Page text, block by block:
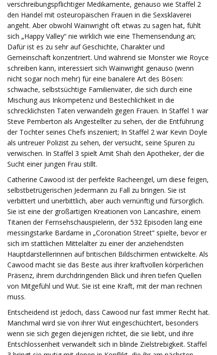
verschreibungspflichtiger Medikamente, genauso wie Staffel 2
den Handel mit osteuropäischen Frauen in die Sexsklaverei
angeht. Aber obwohl Wainwright oft etwas zu sagen hat, fühlt
sich „Happy Valley“ nie wirklich wie eine Themensendung an;
Dafür ist es zu sehr auf Geschichte, Charakter und
Gemeinschaft konzentriert. Und während sie Monster wie Royce
schreiben kann, interessiert sich Wainwright genauso (wenn
nicht sogar noch mehr) für eine banalere Art des Bösen:
schwache, selbstsüchtige Familienväter, die sich durch eine
Mischung aus Inkompetenz und Bestechlichkeit in die
schrecklichsten Taten verwandeln gegen Frauen. In Staffel 1 war
Steve Pemberton als Angestellter zu sehen, der die Entführung
der Tochter seines Chefs inszeniert; In Staffel 2 war Kevin Doyle
als untreuer Polizist zu sehen, der versucht, seine Spuren zu
verwischen. In Staffel 3 spielt Amit Shah den Apotheker, der die
Sucht einer jungen Frau stillt.
Catherine Cawood ist der perfekte Racheengel, um diese feigen,
selbstbetrügerischen Jedermann zu Fall zu bringen. Sie ist
verbittert und unerbittlich, aber auch vernünftig und fürsorglich.
Sie ist eine der großartigen Kreationen von Lancashire, einem
Titanen der Fernsehschauspielerin, der 532 Episoden lang eine
messingstarke Bardame in „Coronation Street“ spielte, bevor er
sich im stattlichen Mittelalter zu einer der anziehendsten
Hauptdarstellerinnen auf britischen Bildschirmen entwickelte. Als
Cawood macht sie das Beste aus ihrer kraftvollen körperlichen
Präsenz, ihrem durchdringenden Blick und ihren tiefen Quellen
von Mitgefühl und Wut. Sie ist eine Kraft, mit der man rechnen
muss.
Entscheidend ist jedoch, dass Cawood nur fast immer Recht hat.
Manchmal wird sie von ihrer Wut eingeschüchtert, besonders
wenn sie sich gegen diejenigen richtet, die sie liebt, und ihre
Entschlossenheit verwandelt sich in blinde Zielstrebigkeit. Staffel